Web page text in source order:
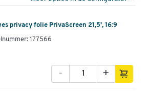
privacy folie PrivaScreen 21,5', 16:9
177566
+
-